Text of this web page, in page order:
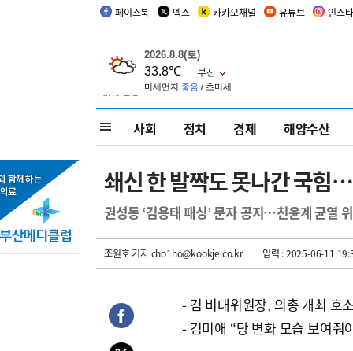
페이스북 엑스 카카오채널 유튜브 인스
사회 정치 경제 해양수산
쇄신 한 발짝도 못나간 국힘
권성동 ‘김용태 패싱’ 문자 공지…친윤계 균열
조원호 기자cho1ho@kookje.co.kr | 입력 : 2025-06-11
- 김 비대위원장, 의총 개최 호
- 김미애 “당 변화 모습 보여줘